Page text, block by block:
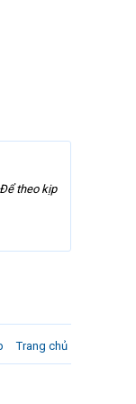
theo kịp
Trang chủ